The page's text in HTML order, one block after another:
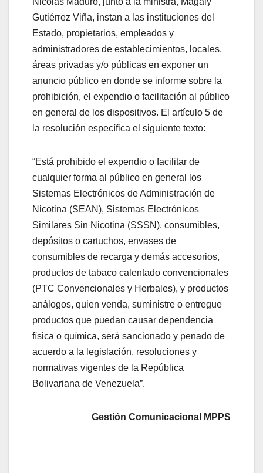
Gutiérrez Viña, instan a las instituciones del
Estado, propietarios, empleados y
administradores de establecimientos, locales,
áreas privadas y/o públicas en exponer un
anuncio público en donde se informe sobre la
prohibición, el expendio o facilitación al público
en general de los dispositivos. El artículo 5 de
la resolución específica el siguiente texto:
“Está prohibido el expendio o facilitar de
cualquier forma al público en general los
Sistemas Electrónicos de Administración de
Nicotina (SEAN), Sistemas Electrónicos
Similares Sin Nicotina (SSSN), consumibles,
depósitos o cartuchos, envases de
consumibles de recarga y demás accesorios,
productos de tabaco calentado convencionales
(PTC Convencionales y Herbales), y productos
análogos, quien venda, suministre o entregue
productos que puedan causar dependencia
física o química, será sancionado y penado de
acuerdo a la legislación, resoluciones y
normativas vigentes de la República
Bolivariana de Venezuela”.
Gestión Comunicacional MPPS